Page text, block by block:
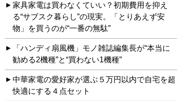
家具家電は買わなくていい？初期費用を抑え
る“サブスク暮らし”の現実。「とりあえず安
物」を買うのが“一番の無駄”
「ハンディ扇風機」モノ雑誌編集長が“本当に
勧める2機種”と“買わない1機種”
中華家電の愛好家が選ぶ５万円以内で自宅を超
快適にする４点セット